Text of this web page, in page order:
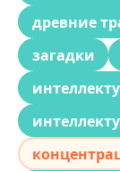
древние
загадки